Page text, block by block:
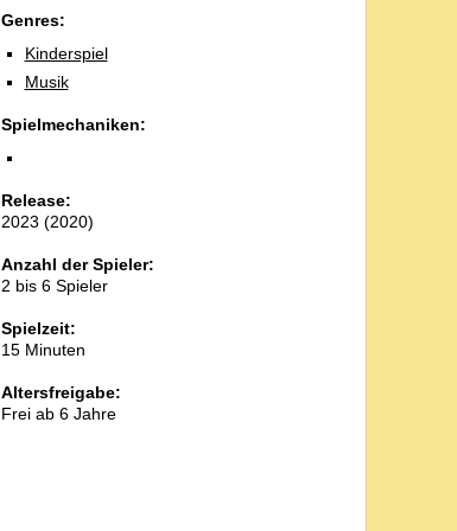
Genres:
Kinderspiel
Musik
Spielmechaniken:
Release:
2023 (2020)
Anzahl der Spieler:
2 bis 6 Spieler
Spielzeit:
15 Minuten
Altersfreigabe:
Frei ab 6 Jahre